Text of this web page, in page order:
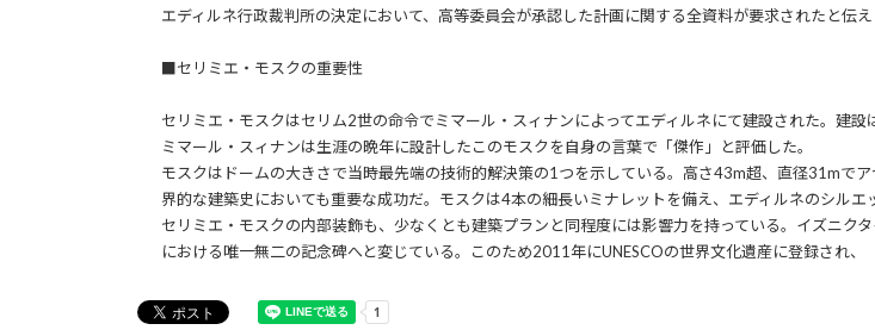
エディルネ行政裁判所の決定において、高等委員会が承認した計画に関する全資料が要求されたと伝え
■セリミエ・モスクの重要性
セリミエ・モスクはセリム2世の命令でミマール・スィナンによってエディルネにて建設された。建
ミマール・スィナンは生涯の晩年に設計したこのモスクを自身の言葉で「傑作」と評価した。
モスクはドームの大きさで当時最先端の技術的解決策の1つを示している。高さ43m超、直径31mで
界的な建築史においても重要な成功だ。モスクは4本の細長いミナレットを備え、エディルネのシルエ
セリミエ・モスクの内部装飾も、少なくとも建築プランと同程度には影響力を持っている。イズニク
における唯一無二の記念碑へと変じている。このため2011年にUNESCOの世界文化遺産に登録され、